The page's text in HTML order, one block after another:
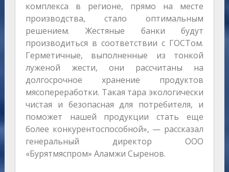
комплекса в регионе, прямо на месте
производства, стало оптимальным
решением. Жестяные банки будут
производиться в соответствии с ГОСТом.
Герметичные, выполненные из тонкой
луженой жести, они рассчитаны на
долгосрочное хранение продуктов
мясопереработки. Такая тара экологически
чистая и безопасная для потребителя, и
поможет нашей продукции стать еще
более конкурентоспособной», — рассказал
генеральный директор ООО
«Бурятмяспром» Аламжи Сыренов.